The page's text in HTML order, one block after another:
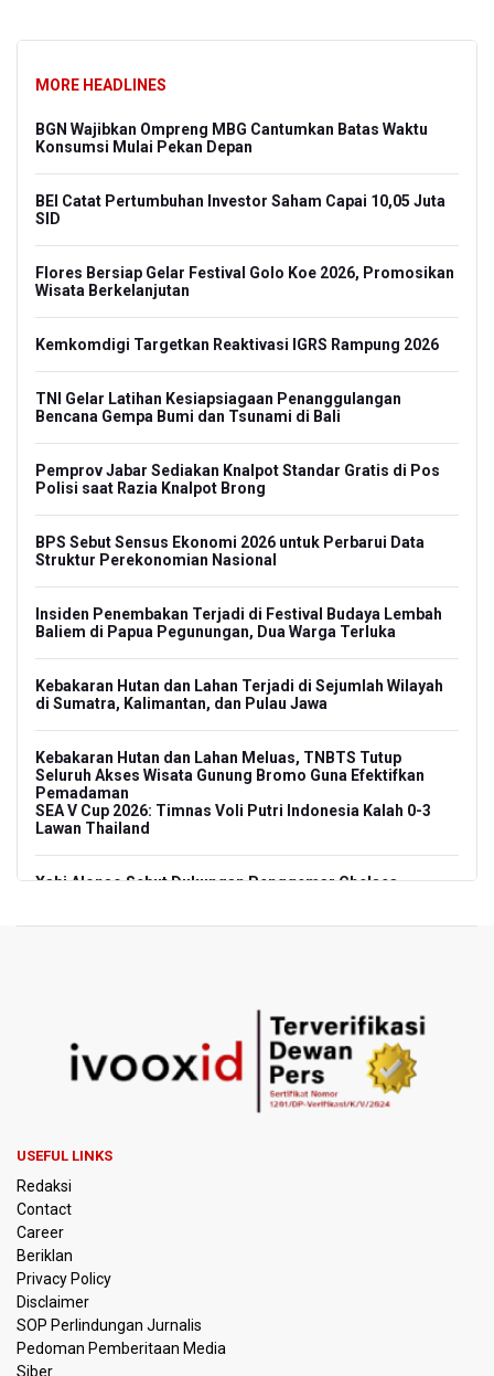
MORE HEADLINES
BGN Wajibkan Ompreng MBG Cantumkan Batas Waktu
Konsumsi Mulai Pekan Depan
BEI Catat Pertumbuhan Investor Saham Capai 10,05 Juta
SID
Flores Bersiap Gelar Festival Golo Koe 2026, Promosikan
Wisata Berkelanjutan
Kemkomdigi Targetkan Reaktivasi IGRS Rampung 2026
TNI Gelar Latihan Kesiapsiagaan Penanggulangan
Bencana Gempa Bumi dan Tsunami di Bali
Pemprov Jabar Sediakan Knalpot Standar Gratis di Pos
Polisi saat Razia Knalpot Brong
BPS Sebut Sensus Ekonomi 2026 untuk Perbarui Data
Struktur Perekonomian Nasional
Insiden Penembakan Terjadi di Festival Budaya Lembah
Baliem di Papua Pegunungan, Dua Warga Terluka
Kebakaran Hutan dan Lahan Terjadi di Sejumlah Wilayah
di Sumatra, Kalimantan, dan Pulau Jawa
Kebakaran Hutan dan Lahan Meluas, TNBTS Tutup
Seluruh Akses Wisata Gunung Bromo Guna Efektifkan
Pemadaman
SEA V Cup 2026: Timnas Voli Putri Indonesia Kalah 0-3
Lawan Thailand
Xabi Alonso Sebut Dukungan Penggemar Chelsea
Tim 9 Kejagung Periksa Febrie Adransayah sebagai
Tersangka dan Saksi Terkait Kasus TPPU
BPIP: Satu Siswa Sekolah Rakyat Jadi Calon Paskibraka
Lahan
Kemensos Targetkan 150 Ribu Siswa Masuk Program
Sekolah Rakyat Tahun 2027
Pemprov DKI Jakarta Pastikan Data Pajak dan Aset
Daerah Aman dari Kebakaran Bapenda
USEFUL LINKS
Redaksi
Contact
Career
Beriklan
Privacy Policy
Disclaimer
SOP Perlindungan Jurnalis
Pedoman Pemberitaan Media
Siber